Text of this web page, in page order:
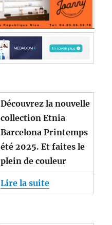
Découvrez la nouvelle
collection Etnia
Barcelona Printemps
été 2025. Et faites le
plein de couleur
Lire la suite